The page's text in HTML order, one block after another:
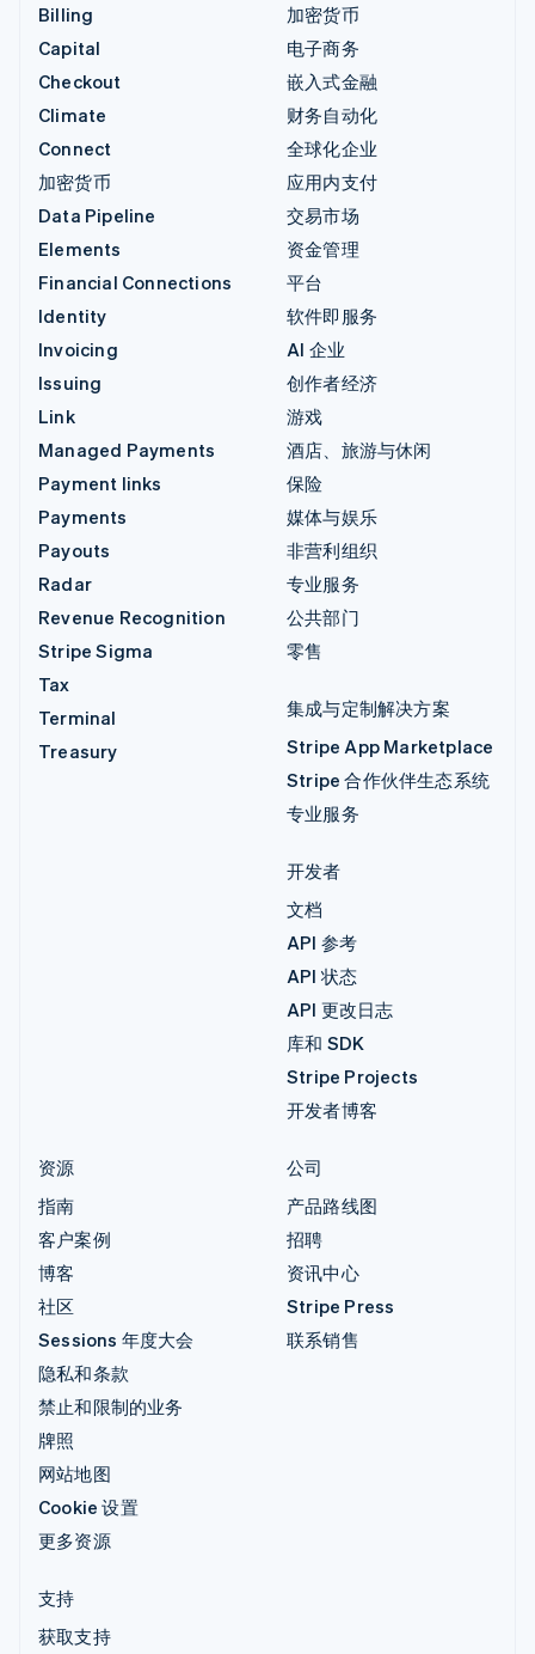
Billing
Capital
Checkout
Climate
Connect
加密货币
Data Pipeline
Elements
Financial Connections
Identity
Invoicing
Issuing
Link
Managed Payments
Payment links
Payments
Payouts
Radar
Revenue Recognition
Stripe Sigma
Tax
Terminal
Treasury
加密货币
电子商务
嵌入式金融
财务自动化
全球化企业
应用内支付
交易市场
资金管理
平台
软件即服务
AI 企业
创作者经济
游戏
酒店、旅游与休闲
保险
媒体与娱乐
非营利组织
专业服务
公共部门
零售
集成与定制解决方案
Stripe App Marketplace
Stripe 合作伙伴生态系统
专业服务
开发者
文档
API 参考
API 状态
API 更改日志
库和 SDK
Stripe Projects
开发者博客
资源
指南
客户案例
博客
社区
Sessions 年度大会
隐私和条款
禁止和限制的业务
牌照
网站地图
Cookie 设置
更多资源
公司
产品路线图
招聘
资讯中心
Stripe Press
联系销售
支持
获取支持